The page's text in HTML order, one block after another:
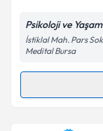
Kişisel
Psikoloji ve
İstiklal Mah. Pars
Medital Bursa
Randevu